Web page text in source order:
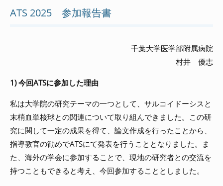
ATS 2025 参加報告書
千葉大学医学部附属病院
村井 優志
1) 今回ATSに参加した理由
私は大学院の研究テーマの一つとして、サルコイドーシスと
末梢血単核球との関連について取り組んできました。この研
究に関して一定の成果を得て、論文作成を行ったことから、
指導教官の勧めでATSにて発表を行うこととなりました。ま
た、海外の学会に参加することで、現地の研究者との交流を
持つこともできると考え、今回参加することとしました。